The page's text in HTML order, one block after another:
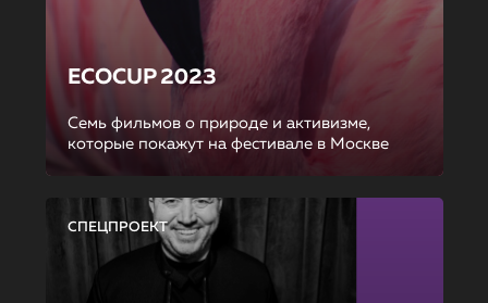
ECOCUP 2023
Семь фильмов о природе и активизме,
которые покажут на фестивале в Москве
СПЕЦПРОЕКТ